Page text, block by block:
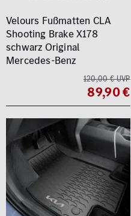
Velours Fußmatten CLA
Shooting Brake X178
schwarz Original
Mercedes-Benz
120,00 € UVP
89,90 €